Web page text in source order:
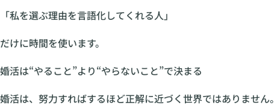
「私を選ぶ理由を言語化してくれる人」
だけに時間を使います。
婚活は“やること”より“やらないこと”で決まる
婚活は、努力すればするほど正解に近づく世界ではありません。